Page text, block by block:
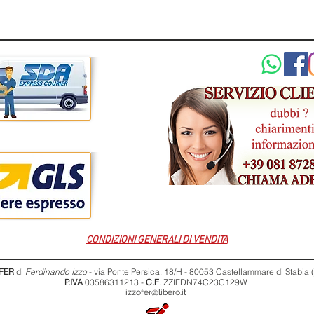
CONDIZIONI GENERALI DI VENDITA
di Ferdinando Izzo - via Ponte Persica, 18/H - 80053 Castellammare di Stabia
P.IVA03586311213 - C.F. ZZIFDN74C23C129W
izzofer@libero.it